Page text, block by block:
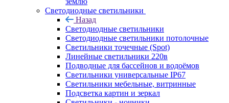
Светодиодные светильники
Назад
Светодиодные светильники
Светодиодные светильники потолочные
Светильники точечные (Spot)
Линейные светильники 220в
Подводные для бассейнов и водоёмов
Светильники универсальные IP67
Светильники мебельные, витринные
Подсветка картин и зеркал